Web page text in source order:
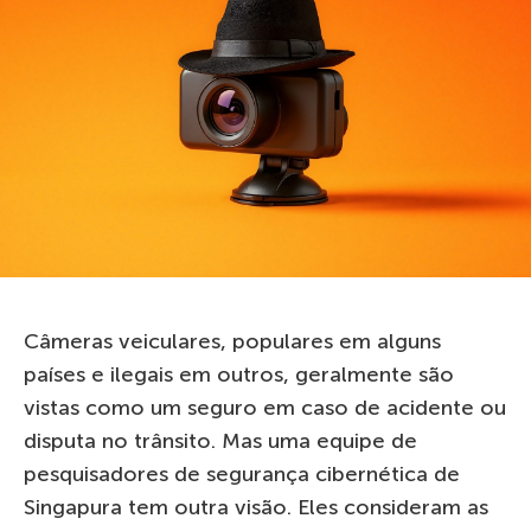
Câmeras veiculares, populares em alguns
países e ilegais em outros, geralmente são
vistas como um seguro em caso de acidente ou
disputa no trânsito. Mas uma equipe de
pesquisadores de segurança cibernética de
Singapura tem outra visão. Eles consideram as